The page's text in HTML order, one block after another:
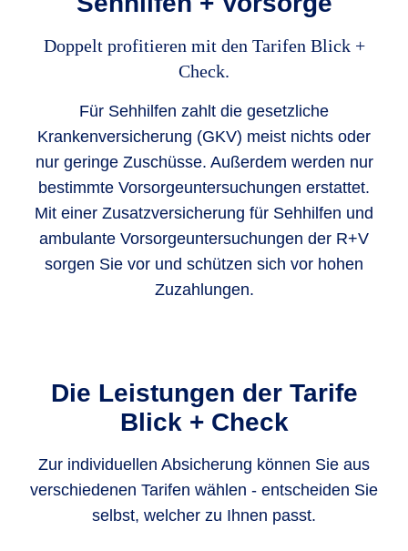
Doppelt profitieren mit den Tarifen Blick +
Check.
Für Sehhilfen zahlt die gesetzliche
Krankenversicherung (GKV) meist nichts oder
nur geringe Zuschüsse. Außerdem werden nur
bestimmte Vorsorgeuntersuchungen erstattet.
Mit einer Zusatzversicherung für Sehhilfen und
ambulante Vorsorgeuntersuchungen der R+V
sorgen Sie vor und schützen sich vor hohen
Zuzahlungen.
Die Leistungen der Tarife
Blick + Check
Zur individuellen Absicherung können Sie aus
verschiedenen Tarifen wählen - entscheiden Sie
selbst, welcher zu Ihnen passt.